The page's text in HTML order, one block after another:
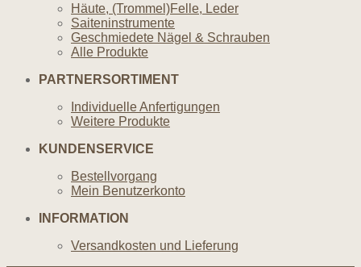
Häute, (Trommel)Felle, Leder
Saiteninstrumente
Geschmiedete Nägel & Schrauben
Alle Produkte
PARTNERSORTIMENT
Individuelle Anfertigungen
Weitere Produkte
KUNDENSERVICE
Bestellvorgang
Mein Benutzerkonto
INFORMATION
Versandkosten und Lieferung